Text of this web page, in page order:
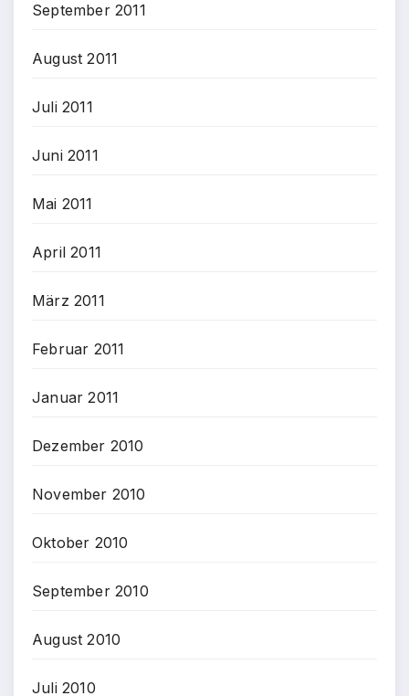
September 2011
August 2011
Juli 2011
Juni 2011
Mai 2011
April 2011
März 2011
Februar 2011
Januar 2011
Dezember 2010
November 2010
Oktober 2010
September 2010
August 2010
Juli 2010